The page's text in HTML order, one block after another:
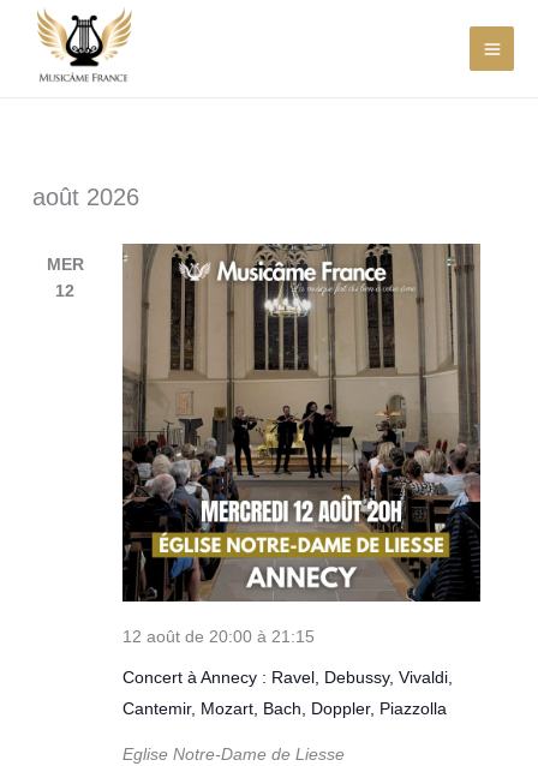
contenu
août 2026
MER
12
Concert à Annecy : Ravel, Debussy, Vivaldi,
Cantemir, Mozart, Bach, Doppler, Piazzolla
12 août de 20:00 à 21:15
Eglise Notre-Dame de Liesse